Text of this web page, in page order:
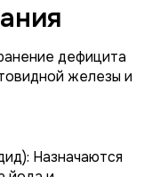
дефицита
железы и
Назначаются